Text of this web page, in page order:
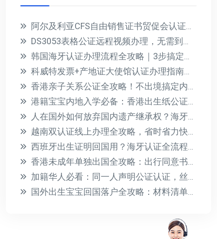
阿尔及利亚CFS自由销售证书贸促会认证全攻略，信用证必备！
DS3053表格公证远程视频办理，无需到场轻松搞定美宝护照
韩国海牙认证办理流程全攻略｜3步搞定文件公证加签
科威特发票+产地证大使馆认证办理指南，3步搞定双认证
香港亲子关系公证全攻略！不出境搞定内地入学认证
港籍宝宝内地入学必备：香港出生纸公证3天加急办理全攻略
人在国外如何放弃国内遗产继承权？海牙认证声明书办理指南
越南双认证线上办理全攻略，省时省力快速搞定
西班牙出生证明回国用？海牙认证全流程指南
香港未成年单独出国全攻略：出行同意书公证与海牙认证指南
加籍华人必看：同一人声明公证认证，丝滑证明“我就是我”
国外出生宝宝回国落户全攻略：材料清单+流程详解